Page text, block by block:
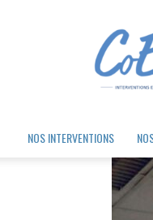
NOS INTERVENTIONS